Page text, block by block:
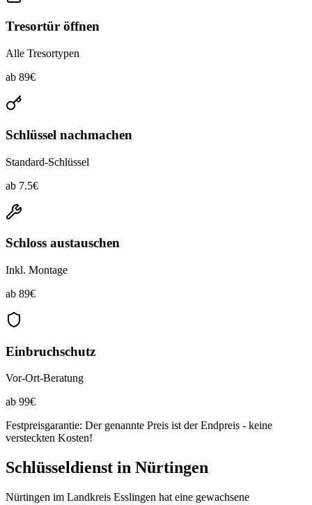
Tresortür öffnen
Alle Tresortypen
ab 89€
Schlüssel nachmachen
Standard-Schlüssel
ab 7.5€
Schloss austauschen
Inkl. Montage
ab 89€
Einbruchschutz
Vor-Ort-Beratung
ab 99€
Festpreisgarantie: Der genannte Preis ist der Endpreis - keine
versteckten Kosten!
Schlüsseldienst in Nürtingen
Nürtingen im Landkreis Esslingen hat eine gewachsene